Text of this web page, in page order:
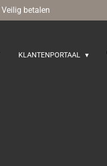
Veilig betalen
KLANTENPORTAAL